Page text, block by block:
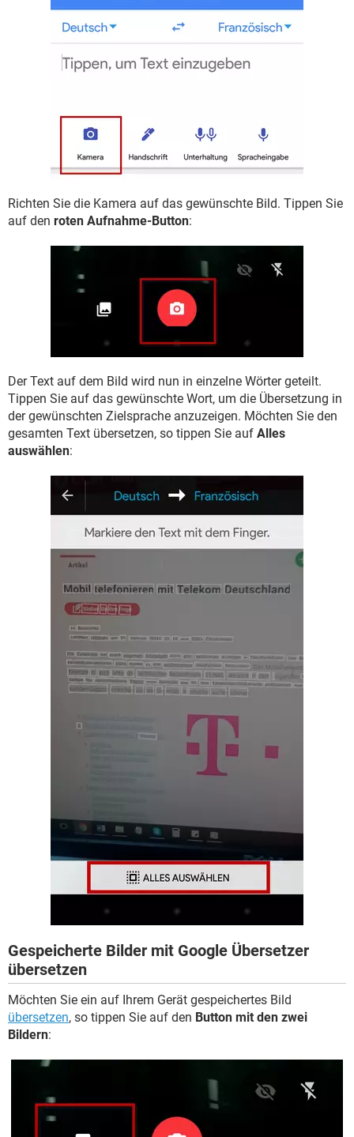
Richten Sie die Kamera auf das gewünschte Bild. Tippen Sie
auf den roten Aufnahme-Button:
Der Text auf dem Bild wird nun in einzelne Wörter geteilt.
Tippen Sie auf das gewünschte Wort, um die Übersetzung in
der gewünschten Zielsprache anzuzeigen. Möchten Sie den
gesamten Text übersetzen, so tippen Sie auf Alles
auswählen:
Gespeicherte Bilder mit Google Übersetzer
übersetzen
Möchten Sie ein auf Ihrem Gerät gespeichertes Bild
übersetzen, so tippen Sie auf den Button mit den zwei
Bildern: